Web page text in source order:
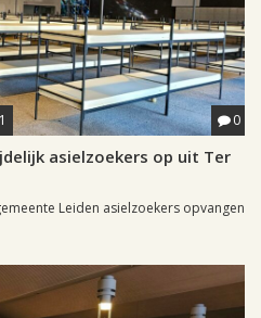
0
asielzoekers op uit Ter
Leiden asielzoekers opvangen